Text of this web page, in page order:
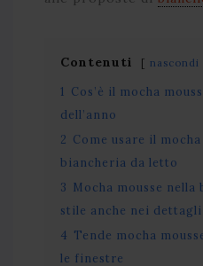
Contenuti nascondi
1
Cos’è il mocha
dell’anno
2 Come usare il
biancheria da letto
3 Mocha mousse
stile anche nei dettagli
4 Tende mocha
le finestre